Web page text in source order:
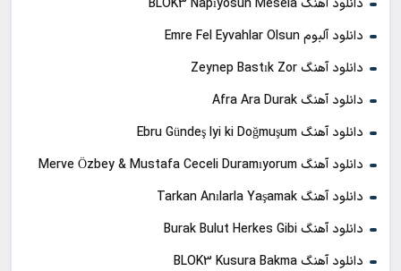
دانلود آهنگ BLOK3 Napıyosun Mesela
دانلود آلبوم Emre Fel Eyvahlar Olsun
دانلود آهنگ Zeynep Bastık Zor
دانلود آهنگ Afra Ara Durak
دانلود آهنگ Ebru Gündeş Iyi ki Doğmuşum
دانلود آهنگ Merve Özbey & Mustafa Ceceli Duramıyorum
دانلود آهنگ Tarkan Anılarla Yaşamak
دانلود آهنگ Burak Bulut Herkes Gibi
دانلود آهنگ BLOK3 Kusura Bakma